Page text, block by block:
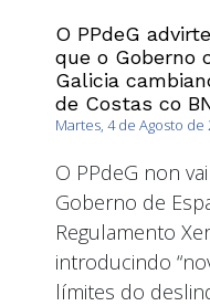
O PPdeG
que o Goberno
Galicia
de Costas co
Martes, 4 de Agosto de
O PPdeG non
Goberno de
Regulamento
introducindo
límites do